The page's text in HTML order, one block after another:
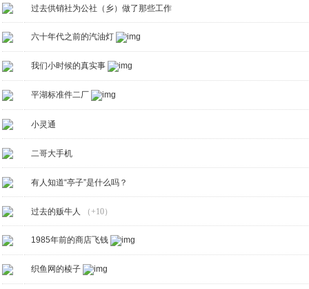
过去供销社为公社（乡）做了那些工作
六十年代之前的汽油灯
我们小时候的真实事
平湖标准件二厂
小灵通
二哥大手机
有人知道“亭子”是什么吗？
过去的贩牛人 （+10）
1985年前的商店飞钱
织鱼网的棱子